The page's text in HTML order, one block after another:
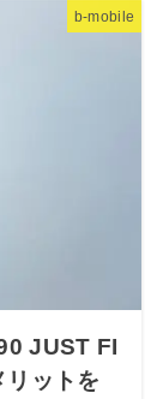
b-mobile
JUST FI
ットを